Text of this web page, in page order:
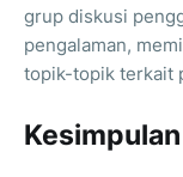
grup diskusi
pengalaman,
topik-topik terkait
Kesimpulan